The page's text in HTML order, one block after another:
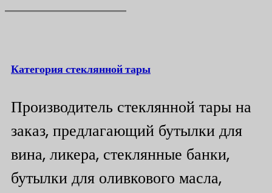
Категория стеклянной тары
Производитель стеклянной тары на
заказ, предлагающий бутылки для
вина, ликера, стеклянные банки,
бутылки для оливкового масла,